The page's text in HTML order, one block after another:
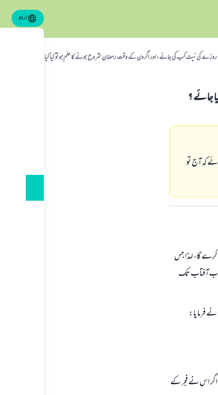
اردو
روزے كى نيت كب كى جائے، اور اگر دن كے وقت رمضان شروع ہونے كا علم ہو تو كيا كيا جائے ؟
جائے ؟
كہ آج تو
گا، لہذا جس
آفتاب تك
نے فرمايا:
اگر اس نے فجر كے